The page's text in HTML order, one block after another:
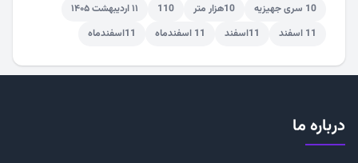
10 سری جهیزیه
10هزار متر 110
۱۱ اردیبهشت ۱۴۰۵
11 اسفند
11اسفند 11 اسفندماه 11اسفندماه
درباره ما